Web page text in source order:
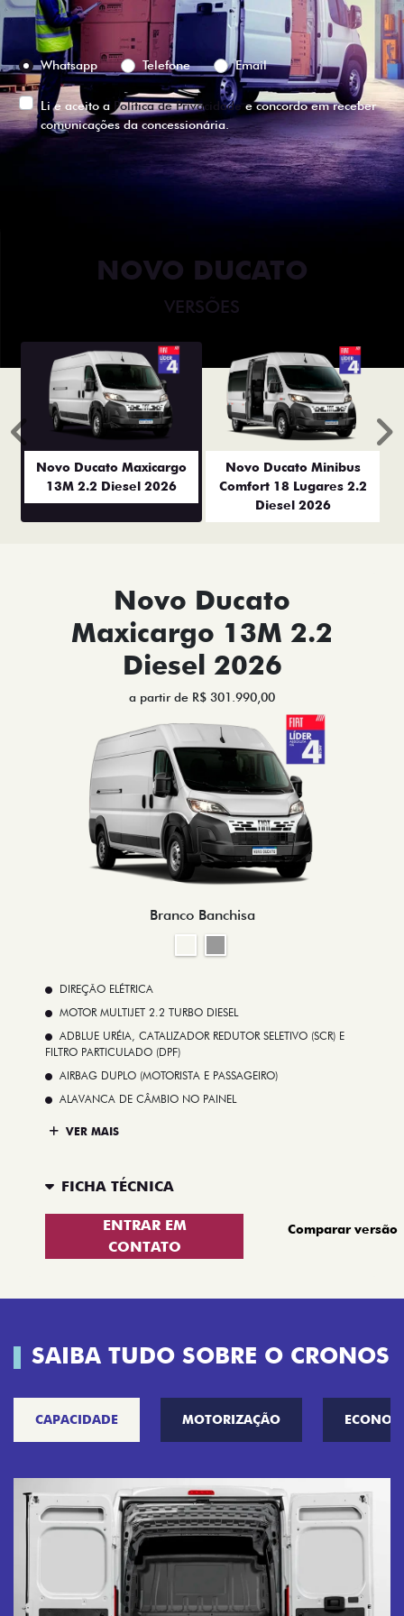
Preferência de contato:
Whatsapp
Telefone Email
Li e aceito a Política de Privacidadee concordo em receber
comunicações da concessionária.
ENTRAR EM CONTATO
NOVO DUCATO
VERSÕES
Novo Ducato Maxicargo
13M 2.2 Diesel 2026
Novo Ducato Minibus
Comfort 18 Lugares 2.2
Diesel 2026
Anterior
Novo Ducato
Maxicargo 13M 2.2
Diesel 2026
a partir de R$ 301.990,00
Branco Banchisa
DIREÇÃO ELÉTRICA
MOTOR MULTIJET 2.2 TURBO DIESEL
ADBLUE URÉIA, CATALIZADOR REDUTOR SELETIVO (SCR) E
FILTRO PARTICULADO (DPF)
AIRBAG DUPLO (MOTORISTA E PASSAGEIRO)
ALAVANCA DE CÂMBIO NO PAINEL
VER MAIS
FICHA TÉCNICA
ENTRAR EM
CONTATO
Comparar versão
SAIBA TUDO SOBRE O CRONOS
CAPACIDADE MOTORIZAÇÃO